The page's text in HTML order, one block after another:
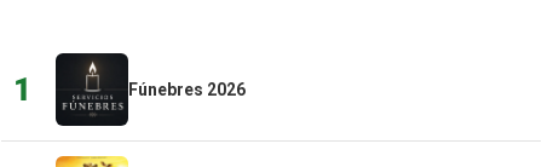
1 Fúnebres 2026